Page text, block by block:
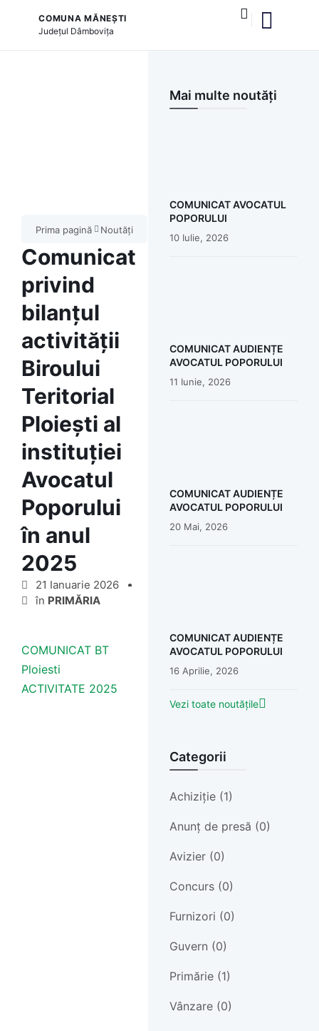
COMUNA MĂNEȘTI
Județul Dâmbovița
Prima pagină Noutăți
Comunicat
privind
bilanțul
activității
Biroului
Teritorial
Ploiești al
instituției
Avocatul
Poporului
în anul
2025
21 Ianuarie 2026
în PRIMĂRIA
COMUNICAT BT
Ploiesti
ACTIVITATE 2025
Mai multe noutăți
COMUNICAT AVOCATUL
POPORULUI
10 Iulie, 2026
COMUNICAT AUDIENȚE
AVOCATUL POPORULUI
11 Iunie, 2026
COMUNICAT AUDIENȚE
AVOCATUL POPORULUI
20 Mai, 2026
COMUNICAT AUDIENȚE
AVOCATUL POPORULUI
16 Aprilie, 2026
Vezi toate noutățile
Categorii
Achiziție (1)
Anunț de presă (0)
Avizier (0)
Concurs (0)
Furnizori (0)
Guvern (0)
Primărie (1)
Vânzare (0)